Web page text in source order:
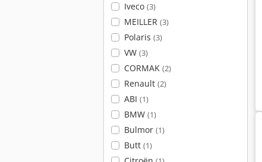
Iveco (3)
MEILLER (3)
Polaris (3)
VW (3)
CORMAK (2)
Renault (2)
ABI (1)
BMW (1)
Bulmor (1)
Butt (1)